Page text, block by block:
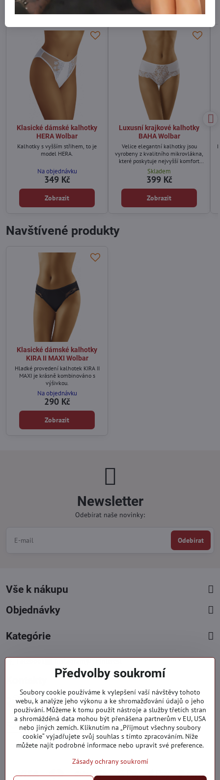
Alternativní produkty
Klasické dámské kalhotky
HERA Wolbar
Kalhotky s vyšším střihem, to je
model HERA.
Na objednávku
349 Kč
Zobrazit
Luxusní krajkové kalhotky
BAHA Wolbar
Velice elegantní kalhotky jsou
vyrobeny z kvalitního mikrovlákna,
které poskytuje nejvyšší komfort
nošení.
Skladem
399 Kč
Zobrazit
Navštívené produkty
Klasické dámské kalhotky
KIRA II MAXI Wolbar
Hladké provedení kalhotek KIRA II
MAXI je krásně kombinováno s
výšivkou.
Na objednávku
290 Kč
Zobrazit
Newsletter
Odebírat naše novinky:
Odebírat
Vše k nákupu
Objednávky
Kategórie
Facebook Instagram Pinterest
+421 919 060 751
Pondělí - Pátek : 09:00 - 15:00 hod.
info​@everlady​.eu
Non stop ( 24/7 )
Předvolby soukromí
Soubory cookie používáme k vylepšení vaší návštěvy tohoto
webu, k analýze jeho výkonu a ke shromažďování údajů o jeho
používání. Můžeme k tomu použít nástroje a služby třetích stran
a shromážděná data mohou být přenášena partnerům v EU, USA
nebo jiných zemích. Kliknutím na „Přijmout všechny soubory
cookie“ vyjadřujete svůj souhlas s tímto zpracováním. Níže
můžete najít podrobné informace nebo upravit své preference.
Zásady ochrany soukromí